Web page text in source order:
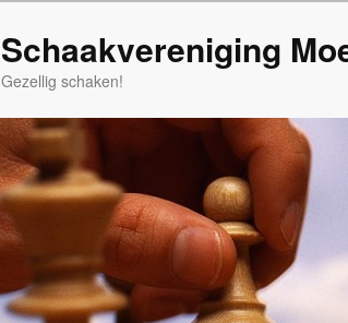
Schaakvereniging
Gezellig schaken!